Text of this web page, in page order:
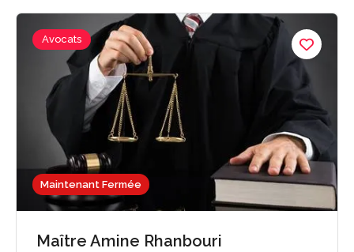
Maintenant Fermée
Avocats
Maître Amine Rhanbouri